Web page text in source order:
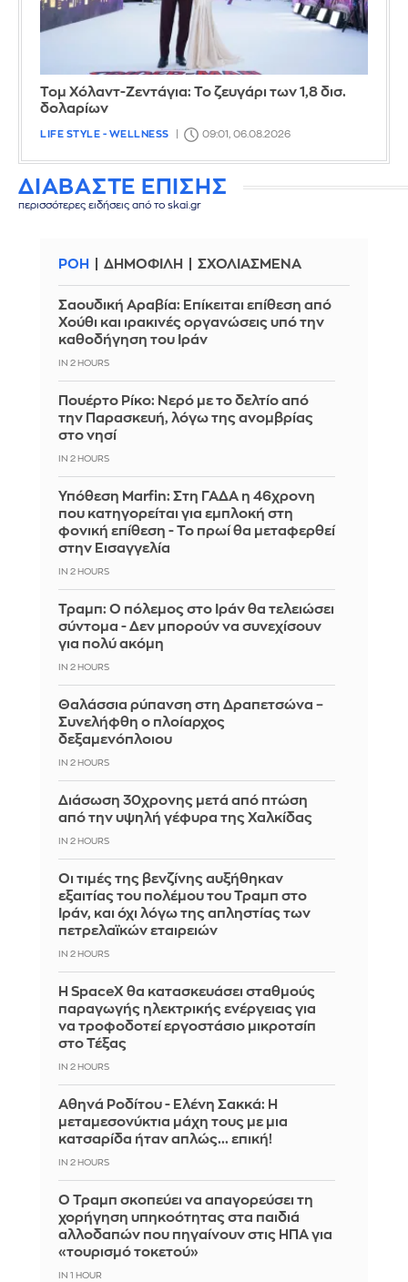
Τομ Χόλαντ-Ζεντάγια: Το ζευγάρι των 1,8 δισ.
δολαρίων
LIFE STYLE - WELLNESS 09:01, 06.08.2026
ΔΙΑΒΑΣΤΕ ΕΠΙΣΗΣ
περισσότερες ειδήσεις από το skai.gr
ΡΟΗ ΔΗΜΟΦΙΛΗ ΣΧΟΛΙΑΣΜΕΝΑ
Σαουδική Αραβία: Επίκειται επίθεση από
Χούθι και ιρακινές οργανώσεις υπό την
καθοδήγηση του Ιράν
IN 2 HOURS
Πουέρτο Ρίκο: Νερό με το δελτίο από
την Παρασκευή, λόγω της ανομβρίας
στο νησί
IN 2 HOURS
Υπόθεση Marfin: Στη ΓΑΔΑ η 46χρονη
που κατηγορείται για εμπλοκή στη
φονική επίθεση - Το πρωί θα μεταφερθεί
στην Εισαγγελία
IN 2 HOURS
Τραμπ: Ο πόλεμος στο Ιράν θα τελειώσει
σύντομα - Δεν μπορούν να συνεχίσουν
για πολύ ακόμη
IN 2 HOURS
Θαλάσσια ρύπανση στη Δραπετσώνα –
Συνελήφθη ο πλοίαρχος
δεξαμενόπλοιου
IN 2 HOURS
Διάσωση 30χρονης μετά από πτώση
από την υψηλή γέφυρα της Χαλκίδας
IN 2 HOURS
Οι τιμές της βενζίνης αυξήθηκαν
εξαιτίας του πολέμου του Τραμπ στο
Ιράν, και όχι λόγω της απληστίας των
πετρελαϊκών εταιρειών
IN 2 HOURS
Η SpaceX θα κατασκευάσει σταθμούς
παραγωγής ηλεκτρικής ενέργειας για
να τροφοδοτεί εργοστάσιο μικροτσίπ
στο Τέξας
IN 2 HOURS
Αθηνά Ροδίτου - Ελένη Σακκά: Η
μεταμεσονύκτια μάχη τους με μια
κατσαρίδα ήταν απλώς... επική!
IN 2 HOURS
Ο Τραμπ σκοπεύει να απαγορεύσει τη
χορήγηση υπηκοότητας στα παιδιά
αλλοδαπών που πηγαίνουν στις ΗΠΑ για
«τουρισμό τοκετού»
IN 1 HOUR